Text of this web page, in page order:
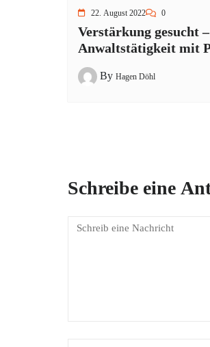
22. August 2022 0
Verstärkung gesucht –
Anwaltstätigkeit mit
By Hagen Döhl
Schreibe eine